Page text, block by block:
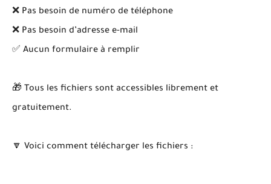
❌ Pas besoin de numéro de téléphone
❌ Pas besoin d’adresse e-mail
✅ Aucun formulaire à remplir
🎁 Tous les fichiers sont accessibles librement et
gratuitement.
🔽 Voici comment télécharger les fichiers :